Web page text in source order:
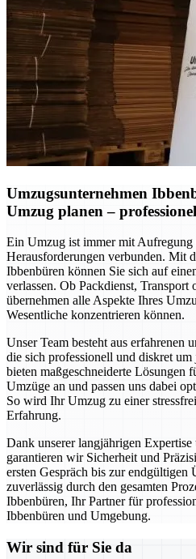
Umzugsunternehmen
Umzug planen –
Ein Umzug ist immer mit Aufregung
Herausforderungen verbunden. Mit
Ibbenbüren können Sie sich auf
verlassen. Ob Packdienst,
übernehmen alle Aspekte Ihres
Wesentliche konzentrieren können.
Unser Team besteht aus erfahrenen
die sich professionell und diskret
bieten maßgeschneiderte Lösungen
Umzüge an und passen uns dabei
So wird Ihr Umzug zu einer
Erfahrung.
Dank unserer langjährigen
garantieren wir Sicherheit und
ersten Gespräch bis zur endgültigen
zuverlässig durch den gesamten
Ibbenbüren, Ihr Partner für
Ibbenbüren und Umgebung.
Wir sind für Sie da